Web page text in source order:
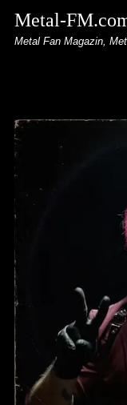
Metal-
Metal Fan Magazin,